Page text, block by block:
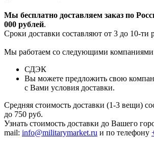
Мы бесплатно доставляем заказ по
000 рублей.
Сроки доставки составляют от 3 до 10-ти
Мы работаем со следующими
СДЭК
Вы можете предложить свою
с Вами условия доставки.
Средняя стоимость доставки (1-3 вещи)
до 750 руб.
Узнать стоимость доставки до Вашего
mail: info@militarymarket.ru и по телефону